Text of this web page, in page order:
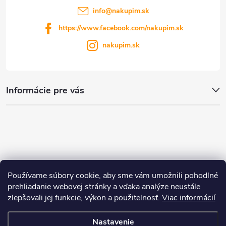
Používame súbory cookie, aby sme vám umožnili pohodlné
prehliadanie webovej stránky a vďaka analýze neustále
zlepšovali jej funkcie, výkon a použiteľnosť. Viac informácií
Nastavenie
Informácie pre vás
info@nakupim.sk
https://www.facebook.com/nakupim.sk
nakupim.sk